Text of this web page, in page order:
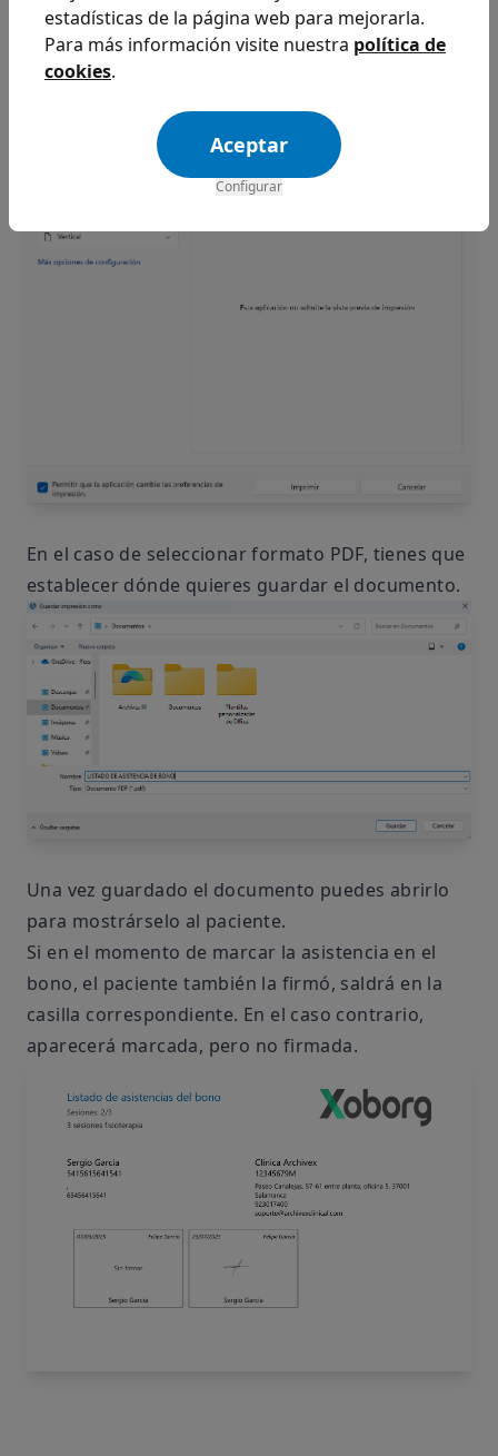
pantalla tienes un desplegable llamado
Impresora, donde puedes seleccionar la tuya).
Para generar un PDF busca en el listado una con
un nombre similar a "Microsoft Print to PDF"
En el caso de seleccionar formato PDF, tienes que
establecer dónde quieres guardar el documento.
Una vez guardado el documento puedes abrirlo
para mostrárselo al paciente.
Si en el momento de marcar la asistencia en el
bono, el paciente también la firmó, saldrá en la
casilla correspondiente. En el caso contrario,
aparecerá marcada, pero no firmada.
estadísticas de la página web para mejorarla.
Para más información visite nuestra política de
cookies.
Aceptar
Configurar